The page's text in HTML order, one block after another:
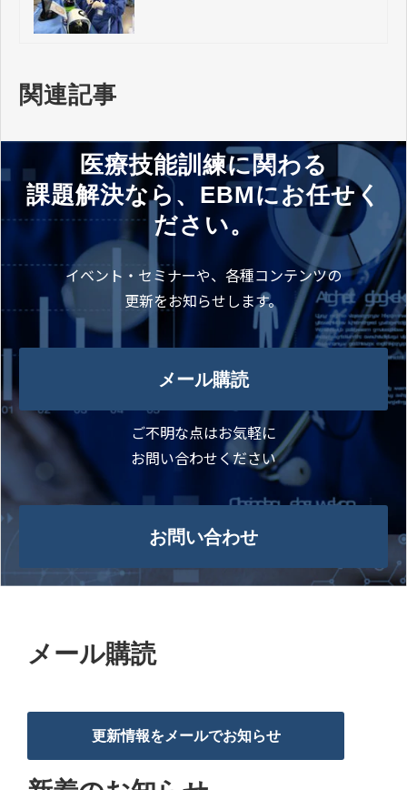
関連記事
医療技能訓練に関わる
課題解決なら、EBMにお任せく
ださい。
イベント・セミナーや、各種コンテンツの
更新をお知らせします。
メール購読
ご不明な点はお気軽に
お問い合わせください
お問い合わせ
メール購読
更新情報をメールでお知らせ